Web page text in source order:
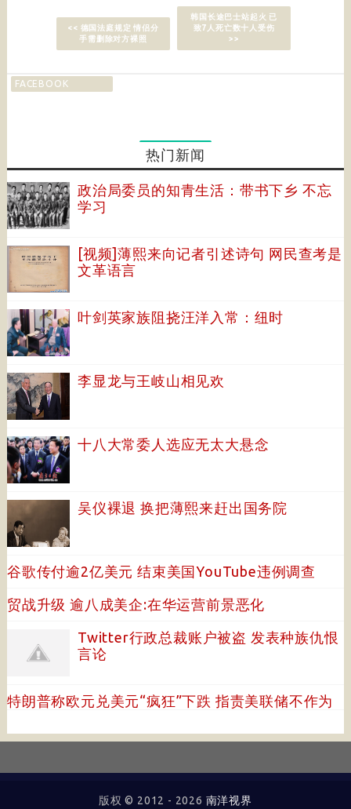
<< 德国法庭规定 情侣分
手需删除对方裸照
韩国长途巴士站起火 已
致7人死亡数十人受伤
>>
FACEBOOK
热门新闻
政治局委员的知青生活：带书下乡 不忘
学习
[视频]薄熙来向记者引述诗句 网民查考是
文革语言
叶剑英家族阻挠汪洋入常：纽时
李显龙与王岐山相见欢
十八大常委人选应无太大悬念
吴仪裸退 换把薄熙来赶出国务院
谷歌传付逾2亿美元 结束美国YouTube违例调查
贸战升级 逾八成美企:在华运营前景恶化
Twitter行政总裁账户被盗 发表种族仇恨
言论
特朗普称欧元兑美元“疯狂”下跌 指责美联储不作为
版权 © 2012 - 2026 南洋视界